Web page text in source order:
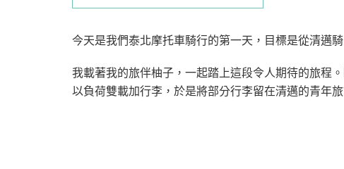
今天是我們泰北摩托車騎行的第一天，目標是從清邁
我載著我的旅伴柚子，一起踏上這段令人期待的旅程
以負荷雙載加行李，於是將部分行李留在清邁的青年